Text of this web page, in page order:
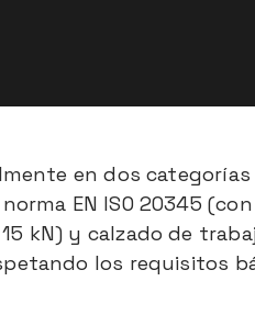
en dos
EN ISO 20345
kN) y calzado de
los requisitos